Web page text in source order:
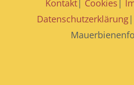
Kontakt| Cookies |
Datenschutzerklärung